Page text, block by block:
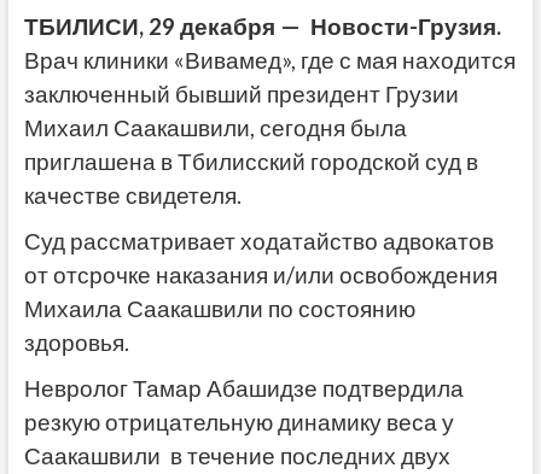
ТБИЛИСИ, 29 декабря — Новости-Грузия.
Врач клиники «Вивамед», где с мая находится
заключенный бывший президент Грузии
Михаил Саакашвили, сегодня была
приглашена в Тбилисский городской суд в
качестве свидетеля.
Суд рассматривает ходатайство адвокатов
от отсрочке наказания и/или освобождения
Михаила Саакашвили по состоянию
здоровья.
Невролог Тамар Абашидзе подтвердила
резкую отрицательную динамику веса у
Саакашвили в течение последних двух